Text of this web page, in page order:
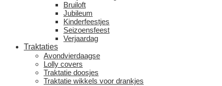
Bruiloft
Jubileum
Kinderfeestjes
Seizoensfeest
Verjaardag
Traktaties
Avondvierdaagse
Lolly covers
Traktatie doosjes
Traktatie wikkels voor drankjes